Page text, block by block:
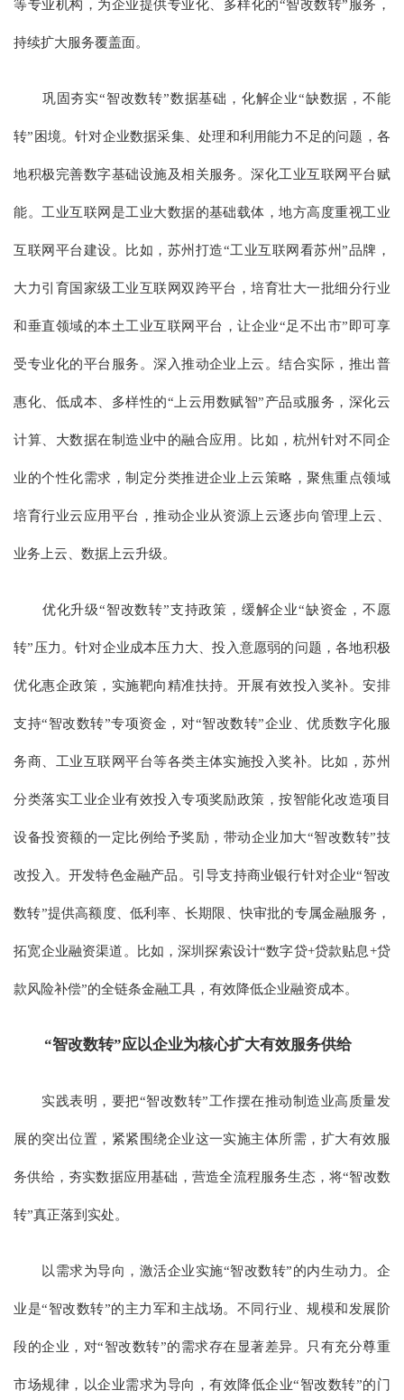
等专业机构，为企业提供专业化、多样化的“智改数转”服务，
持续扩大服务覆盖面。
巩固夯实“智改数转”数据基础，化解企业“缺数据，不能
转”困境。针对企业数据采集、处理和利用能力不足的问题，各
地积极完善数字基础设施及相关服务。深化工业互联网平台赋
能。工业互联网是工业大数据的基础载体，地方高度重视工业
互联网平台建设。比如，苏州打造“工业互联网看苏州”品牌，
大力引育国家级工业互联网双跨平台，培育壮大一批细分行业
和垂直领域的本土工业互联网平台，让企业“足不出市”即可享
受专业化的平台服务。深入推动企业上云。结合实际，推出普
惠化、低成本、多样性的“上云用数赋智”产品或服务，深化云
计算、大数据在制造业中的融合应用。比如，杭州针对不同企
业的个性化需求，制定分类推进企业上云策略，聚焦重点领域
培育行业云应用平台，推动企业从资源上云逐步向管理上云、
业务上云、数据上云升级。
优化升级“智改数转”支持政策，缓解企业“缺资金，不愿
转”压力。针对企业成本压力大、投入意愿弱的问题，各地积极
优化惠企政策，实施靶向精准扶持。开展有效投入奖补。安排
支持“智改数转”专项资金，对“智改数转”企业、优质数字化服
务商、工业互联网平台等各类主体实施投入奖补。比如，苏州
分类落实工业企业有效投入专项奖励政策，按智能化改造项目
设备投资额的一定比例给予奖励，带动企业加大“智改数转”技
改投入。开发特色金融产品。引导支持商业银行针对企业“智改
数转”提供高额度、低利率、长期限、快审批的专属金融服务，
拓宽企业融资渠道。比如，深圳探索设计“数字贷+贷款贴息+贷
款风险补偿”的全链条金融工具，有效降低企业融资成本。
“智改数转”应以企业为核心扩大有效服务供给
实践表明，要把“智改数转”工作摆在推动制造业高质量发
展的突出位置，紧紧围绕企业这一实施主体所需，扩大有效服
务供给，夯实数据应用基础，营造全流程服务生态，将“智改数
转”真正落到实处。
以需求为导向，激活企业实施“智改数转”的内生动力。企
业是“智改数转”的主力军和主战场。不同行业、规模和发展阶
段的企业，对“智改数转”的需求存在显著差异。只有充分尊重
市场规律，以企业需求为导向，有效降低企业“智改数转”的门